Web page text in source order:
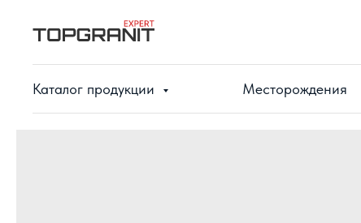
Каталог продукции Месторождения